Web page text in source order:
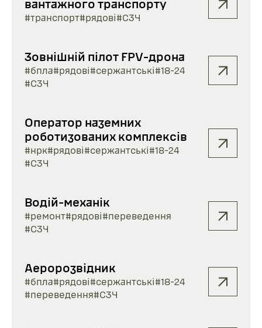
вантажного транспорту
#транспорт#рядові#СЗЧ
Зовнішній пілот FPV-дрона
#бпла#рядові#сержантські#18-24
#СЗЧ
Оператор наземних
роботизованих комплексів
#нрк#рядові#сержантські#18-24
#СЗЧ
Водій-механік
#ремонт#рядові#переведення
#СЗЧ
Аеророзвідник
#бпла#рядові#сержантські#18-24
#переведення#СЗЧ